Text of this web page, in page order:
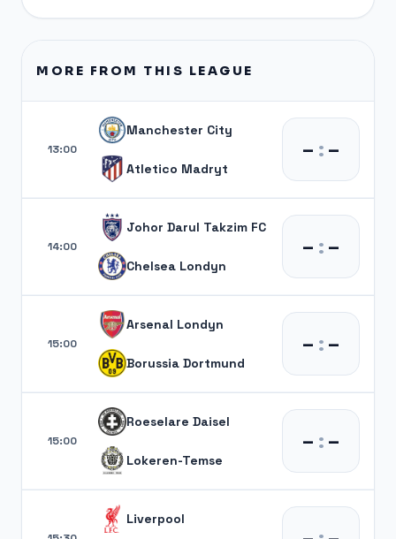
MORE FROM THIS LEAGUE
13:00
Manchester City
Atletico Madryt
– :–
14:00
Johor Darul Takzim FC
Chelsea Londyn
– :–
15:00
Arsenal Londyn
Borussia Dortmund
– :–
15:00
Roeselare Daisel
Lokeren-Temse
– :–
Liverpool